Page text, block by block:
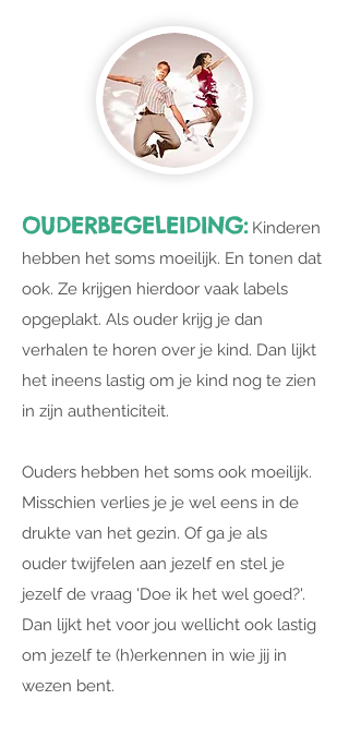
OUDERBEGELEIDING:Kinderen
hebben het soms moeilijk. En tonen dat
ook. Ze krijgen hierdoor vaak labels
opgeplakt. Als ouder krijg je dan
verhalen te horen over je kind. Dan lijkt
het ineens lastig om je kind nog te zien
in zijn authenticiteit.
Ouders hebben het soms ook moeilijk.
Misschien verlies je je wel eens in de
drukte van het gezin. Of ga je als
ouder twijfelen aan jezelf en stel je
jezelf de vraag 'Doe ik het wel goed?'.
Dan lijkt het voor jou wellicht ook lastig
om jezelf te (h)erkennen in wie jij in
wezen bent.